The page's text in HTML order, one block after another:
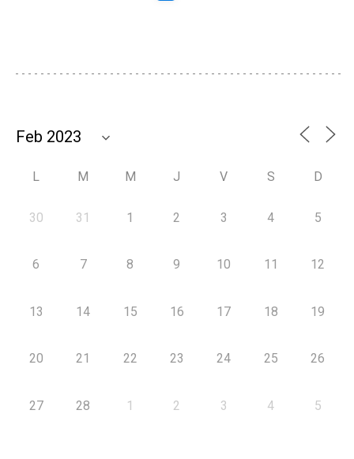
L M M J V S D
30 31 1 2 3 4 5
6 7 8 9 10 11 12
13 14 15 16 17 18 19
20 21 22 23 24 25 26
27 28 1 2 3 4 5